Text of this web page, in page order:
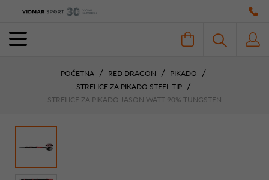
POČETNA RED DRAGON
PIKADO
STRELICE ZA PIKADO STEEL TIP
STRELICE ZA PIKADO JASON WATT 90% TUNGSTEN